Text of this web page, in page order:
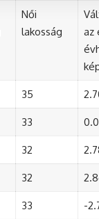
Női
lakosság
az
35
33
32
32
33 -